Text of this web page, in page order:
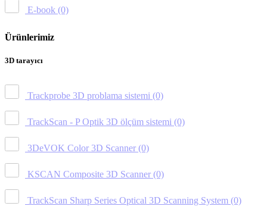
E-book (0)
Ürünlerimiz
3D tarayıcı
Trackprobe 3D problama sistemi (0)
TrackScan - P Optik 3D ölçüm sistemi (0)
3DeVOK Color 3D Scanner (0)
KSCAN Composite 3D Scanner (0)
TrackScan Sharp Series Optical 3D Scanning System (0)